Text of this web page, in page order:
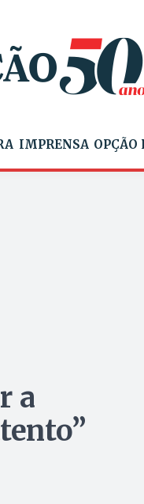
IMPRENSA OPÇÃO
a